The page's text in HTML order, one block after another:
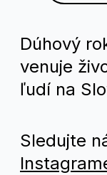
Dúhový
venuje
ľudí na
Sledujte